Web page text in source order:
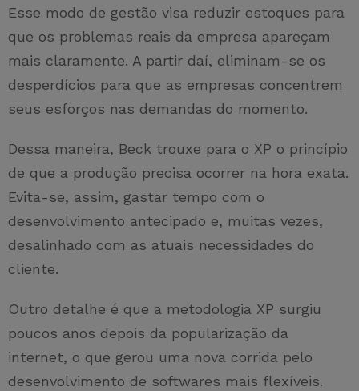
Esse modo de gestão visa reduzir estoques para
que os problemas reais da empresa apareçam
mais claramente. A partir daí, eliminam-se os
desperdícios para que as empresas concentrem
seus esforços nas demandas do momento.
Dessa maneira, Beck trouxe para o XP o princípio
de que a produção precisa ocorrer na hora exata.
Evita-se, assim, gastar tempo com o
desenvolvimento antecipado e, muitas vezes,
desalinhado com as atuais necessidades do
cliente.
Outro detalhe é que a metodologia XP surgiu
poucos anos depois da popularização da
internet, o que gerou uma nova corrida pelo
desenvolvimento de softwares mais flexíveis.